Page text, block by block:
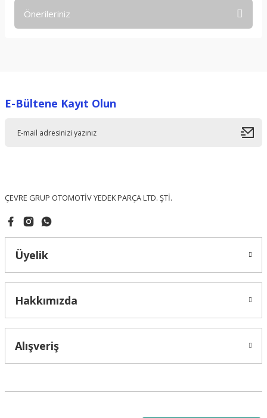
Önerileriniz
Ürün resmi kalitesiz, bozuk veya görüntülenemiyor.
E-Bültene Kayıt Olun
ÇEVRE GRUP OTOMOTİV YEDEK PARÇA LTD. ŞTİ.
Üyelik
Hakkımızda
Alışveriş